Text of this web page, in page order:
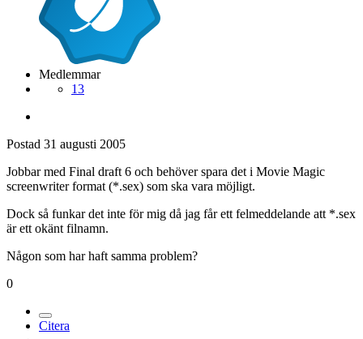
Medlemmar
13
Postad 31 augusti 2005
Jobbar med Final draft 6 och behöver spara det i Movie Magic
screenwriter format (*.sex) som ska vara möjligt.
Dock så funkar det inte för mig då jag får ett felmeddelande att *.sex
är ett okänt filnamn.
Någon som har haft samma problem?
0
Citera